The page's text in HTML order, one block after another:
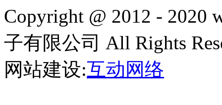
Copyright @ 2012 - 2020
子有限公司 All Rights
网站建设:互动网络